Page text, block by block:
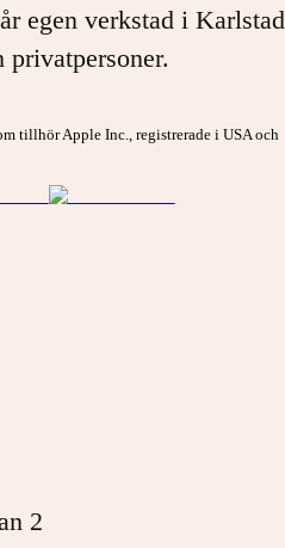
egen verkstad i
privatpersoner.
tillhör Apple Inc., registrerade i USA och
2